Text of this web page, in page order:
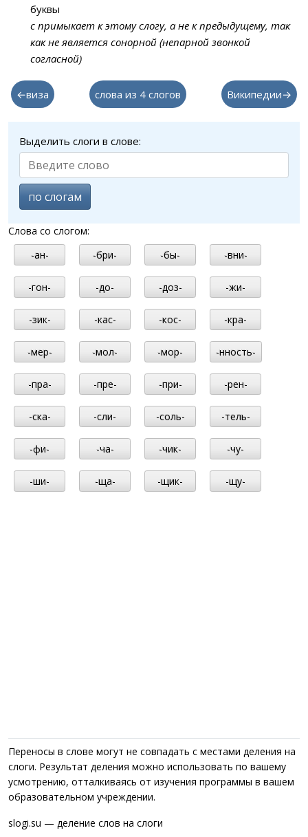
буквы
с примыкает к этому слогу, а не к предыдущему, так
как не является сонорной (непарной звонкой
согласной)
←виза слова из 4 слогов Википедии→
Выделить слоги в слове:
по слогам
Слова со слогом:
-ан-
-бри- -бы- -вни-
-гон- -до- -доз- -жи-
-зик- -кас- -кос- -кра-
-мер- -мол- -мор- -нность-
-пра- -пре- -при- -рен-
-ска- -сли- -соль- -тель-
-фи- -ча- -чик- -чу-
-ши- -ща- -щик- -щу-
Переносы в слове могут не совпадать с местами деления на
слоги. Результат деления можно использовать по вашему
усмотрению, отталкиваясь от изучения программы в вашем
образовательном учреждении.
slogi.su — деление слов на слоги